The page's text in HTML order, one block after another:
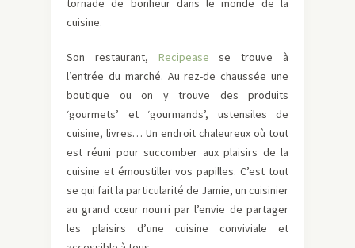
tornade de bonheur dans le monde de la
cuisine.
Son restaurant, Recipease se trouve à
l’entrée du marché. Au rez-de chaussée une
boutique ou on y trouve des produits
‘gourmets’ et ‘gourmands’, ustensiles de
cuisine, livres… Un endroit chaleureux où tout
est réuni pour succomber aux plaisirs de la
cuisine et émoustiller vos papilles. C’est tout
se qui fait la particularité de Jamie, un cuisinier
au grand cœur nourri par l’envie de partager
les plaisirs d’une cuisine conviviale et